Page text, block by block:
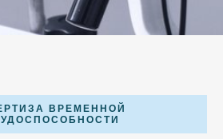
ВРЕМЕННОЙ